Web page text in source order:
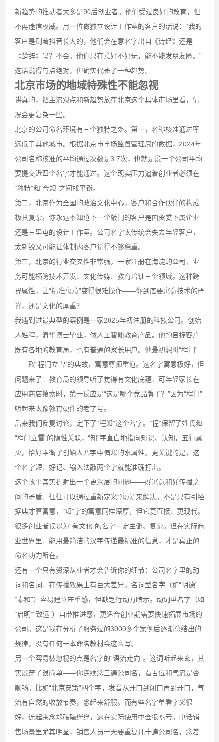
新趋势的推动者大多是90后创业者。他们受过良好的教育，但
不再迷信权威。用一位做独立设计工作室的客户的话说：“我的
客户是刷着抖音长大的，他们会在意名字出自《诗经》还是
《楚辞》吗？不会。他们只在意好不好玩，能不能发朋友圈。”
这话说得有点绝对，但确实代表了一种趋势。
北京市场的地域特殊性不能忽视
讲真的，把主流观点和新趋势放在北京这个具体市场里看，情
况会更复杂一些。
北京的公司命名环境有三个独特之处。第一，名称核准通过率
远低于其他城市。根据北京市市场监督管理局的数据，2024年
公司名称核准的平均通过次数是3.7次，也就是说一个公司平均
要提交近四个名字才能通过。这个现实压力逼着创业者必须在
“独特”和“合规”之间找平衡。
第二，北京作为全国的政治文化中心，客户和合作伙伴的构成
极其复杂。你永远不知道下一个敲门的客户是国资委下属企业
还是三里屯的设计工作室。公司名字太传统会失去年轻客户，
太新锐又可能让体制内客户觉得不够稳重。
第三，北京的行业交叉性非常强。一家注册在海淀的公司，业
务可能横跨技术开发、文化传媒、教育培训三个领域。这种跨
界属性，让“精准寓意”变得很难操作——你到底要寓意技术的严
谨，还是文化的厚重？
我遇到过最典型的案例是一家2025年初注册的科技公司。创始
人姓程，清华博士毕业，做人工智能教育产品。他的目标客户
既有各地的教育局，也有普通的家长用户。他最初想叫“程门”
——取“程门立雪”的典故，寓意尊师重道。这名字寓意极好，但
问题来了：教育局的领导听了觉得有文化底蕴，可年轻家长在
应用商店搜索时，第一反应是“这是哪个竞品牌子？”因为“程门”
听起来太像教育硬件的老字号。
后来我们反复讨论，定下了“程知”这个名字。“程”保留了姓氏和
“程门立雪”的隐性关联，“知”字直白地指向知识、认知，五行属
火，恰好平衡了创始人八字中偏寒的水属性。更关键的是，这
个名字短、好记、输入法敲两个字就能准确打出。
这个故事其实折射出一个更深层的问题——好寓意和好传播之
间的矛盾，往往可以通过重新定义“寓意”来解决。不是只有引经
据典才算寓意，“知”字的寓意同样深厚，但它更直接、更现代。
很多创业者误以为“有文化”的名字一定生僻、复杂。但在实际商
业世界里，能用最简洁的汉字传递最精准的信息，才是真正的
命名功力所在。
还有一个只有资深从业者才会告诉你的细节：公司名字里的动
词和名词，在传播效果上有巨大差异。名词型名字（如“明德”
“泰和”）容易建立庄重感，但缺乏行动力暗示。动词型名字（如
“启明”“致远”）自带推进感，更适合创业期需要快速拓展市场的
公司。这是我在分析了服务过的3000多个案例后逐渐总结出的
规律，没有任何一本命名教材会这么写。
另一个容易被忽视的点是名字的“语流走向”。这词听起来玄，其
实说穿了很简单——你连续念三遍公司名，看舌位和气流是否
顺畅。比如“北京安策”四个字，发音从开口到闭口再到开口，气
流有自然的收放节奏，念起来舒服。而有些名字单看字义很
好，连起来念却磕磕绊绊，这在实际使用中会很吃亏。电话销
售场景里尤其明显，销售人员一天要重复几十遍公司名，念着